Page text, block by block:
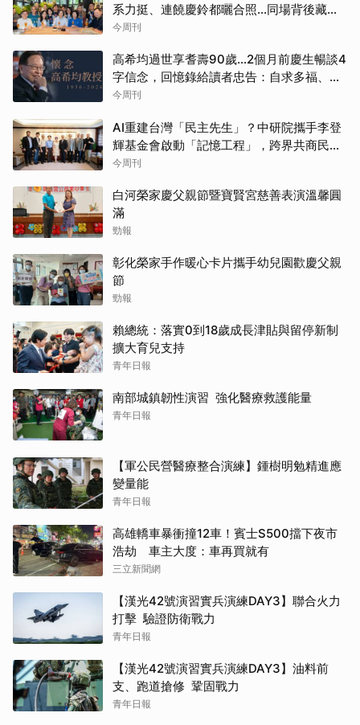
系力挺、連饒慶鈴都曬合照...同場背後藏政
壇合作內幕？
今周刊
高希均過世享耆壽90歲…2個月前慶生暢談4
字信念，回憶錄給讀者忠告：自求多福、一
切靠自己爭氣
今周刊
AI重建台灣「民主先生」？中研院攜手李登
輝基金會啟動「記憶工程」，跨界共商民主
傳承契機
今周刊
白河榮家慶父親節暨寶賢宮慈善表演溫馨圓
滿
勁報
彰化榮家手作暖心卡片攜手幼兒園歡慶父親
節
勁報
賴總統：落實0到18歲成長津貼與留停新制
擴大育兒支持
青年日報
南部城鎮韌性演習 強化醫療救護能量
青年日報
【軍公民營醫療整合演練】鍾樹明勉精進應
變量能
青年日報
高雄轎車暴衝撞12車！賓士S500擋下夜市
浩劫 車主大度：車再買就有
三立新聞網
【漢光42號演習實兵演練DAY3】聯合火力
打擊 驗證防衛戰力
青年日報
【漢光42號演習實兵演練DAY3】油料前
支、跑道搶修 鞏固戰力
青年日報